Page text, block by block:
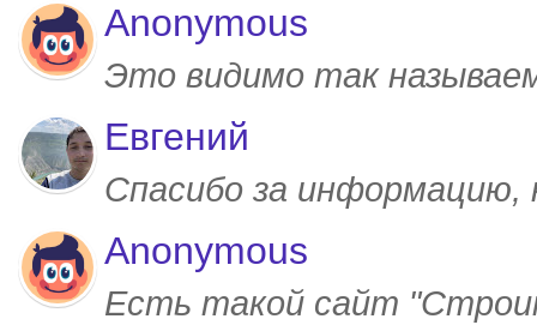
Anonymous
Это видимо так
Евгений
Спасибо за
Anonymous
Есть такой сайт